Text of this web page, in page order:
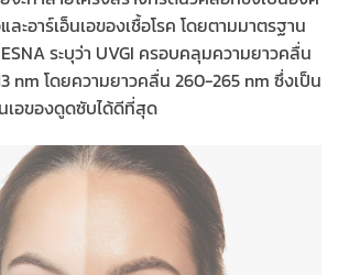
ละอาร์เอ็นเอของเชื้อโรค โดยตามมาตรฐาน
ระบุว่า UVGI ครอบคลุมความยาวคลื่น
nm โดยความยาวคลื่น 260-265 nm ซึ่งเป็น
เอของดูดซับได้ดีที่สุด